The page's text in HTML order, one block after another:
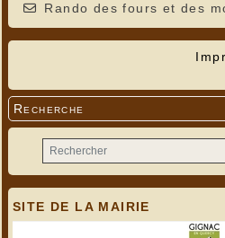
Rando des fours et des
Recherche
SITE DE LA MAIRIE